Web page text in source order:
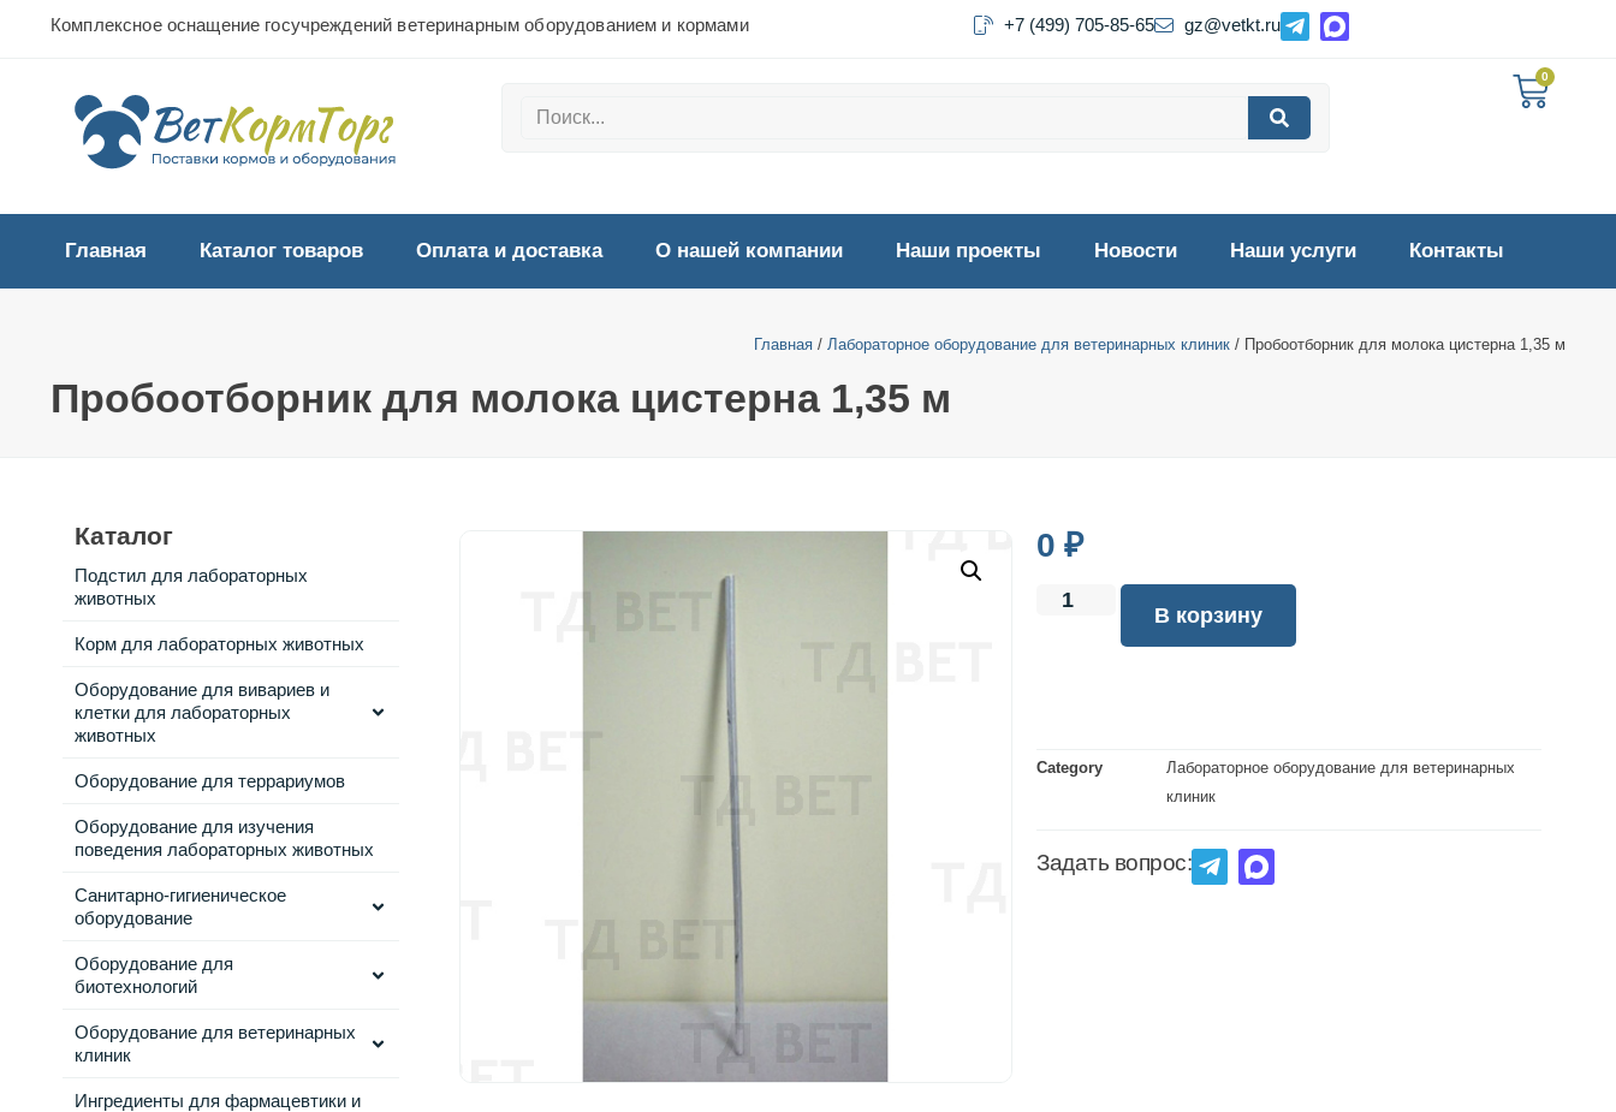
Комплексное оснащение госучреждений ветеринарным оборудованием и кормами +7 (499) 705-85-65 gz@vetkt.ru
0
Главная Каталог товаров Оплата и доставка О нашей компании Наши проекты Новости Наши услуги Контакты
Главная / Лабораторное оборудование для ветеринарных клиник / Пробоотборник для молока цистерна 1,35 м
Пробоотборник для молока цистерна 1,35 м
Каталог
Подстил для лабораторных
животных
Корм для лабораторных животных
Оборудование для вивариев и
клетки для лабораторных
животных
Оборудование для террариумов
Оборудование для изучения
поведения лабораторных животных
Санитарно-гигиеническое
оборудование
Оборудование для
биотехнологий
Оборудование для ветеринарных
клиник
Ингредиенты для фармацевтики и
0₽
В корзину
Category
Лабораторное оборудование для ветеринарных
клиник
Задать вопрос: